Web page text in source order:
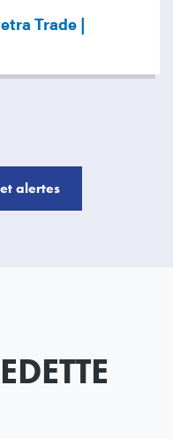
Trade |
alertes